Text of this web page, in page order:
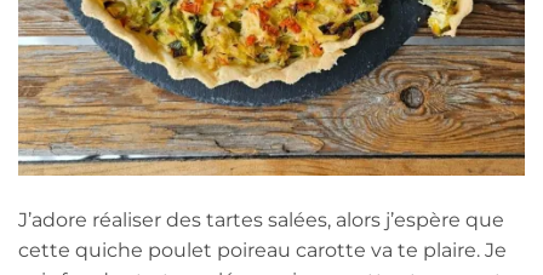
J’adore réaliser des tartes salées, alors j’espère que
cette quiche poulet poireau carotte va te plaire. Je